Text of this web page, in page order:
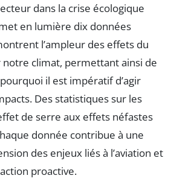
dans la crise écologique
en lumière dix données
l’ampleur des effets du
climat, permettant ainsi de
il est impératif d’agir
Des statistiques sur les
de serre aux effets néfastes
donnée contribue à une
des enjeux liés à l’aviation et
proactive.